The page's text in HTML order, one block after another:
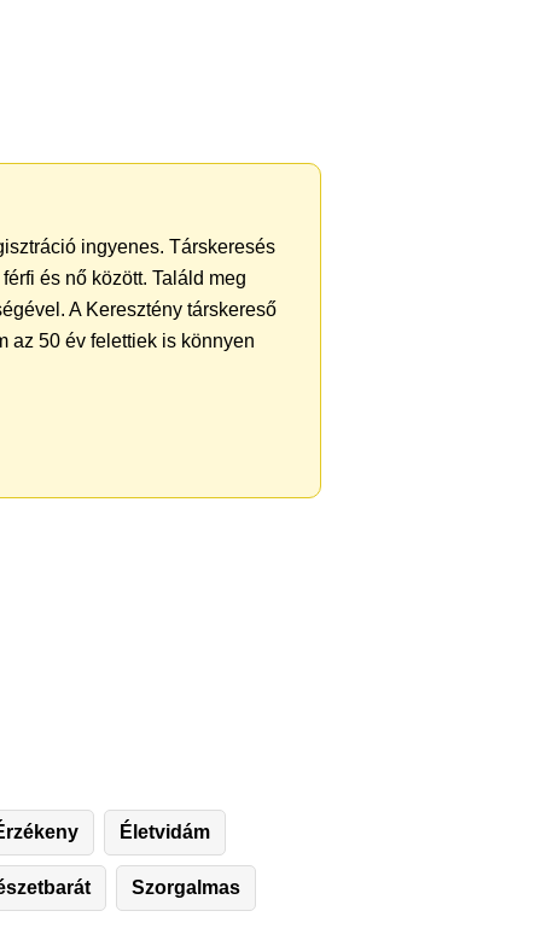
ingyenes. Társkeresés
és nő között. Találd meg
A Keresztény társkereső
az 50 év felettiek is könnyen
Életvidám
Szorgalmas